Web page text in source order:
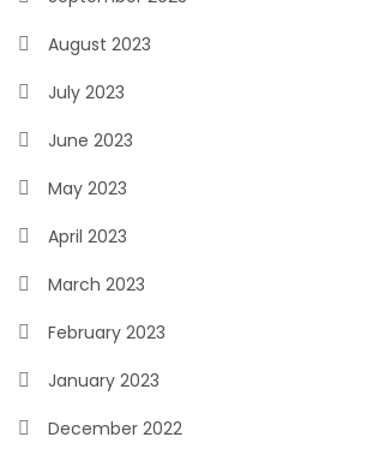
August 2023
July 2023
June 2023
May 2023
April 2023
March 2023
February 2023
January 2023
December 2022